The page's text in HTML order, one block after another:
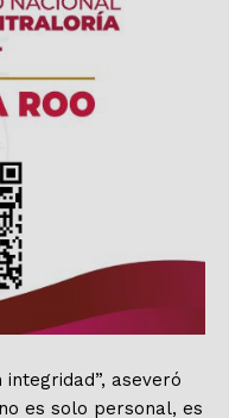
aseveró
es solo personal, es